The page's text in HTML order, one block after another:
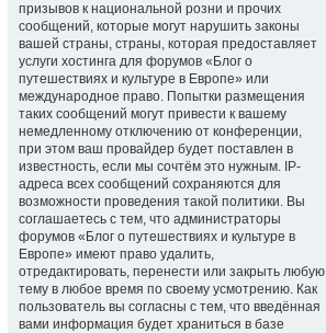
призывов к национальной розни и прочих
сообщений, которые могут нарушить законы
вашей страны, страны, которая предоставляет
услуги хостинга для форумов «Блог о
путешествиях и культуре в Европе» или
международное право. Попытки размещения
таких сообщений могут привести к вашему
немедленному отключению от конференции,
при этом ваш провайдер будет поставлен в
известность, если мы сочтём это нужным. IP-
адреса всех сообщений сохраняются для
возможности проведения такой политики. Вы
соглашаетесь с тем, что администраторы
форумов «Блог о путешествиях и культуре в
Европе» имеют право удалить,
отредактировать, перенести или закрыть любую
тему в любое время по своему усмотрению. Как
пользователь вы согласны с тем, что введённая
вами информация будет храниться в базе